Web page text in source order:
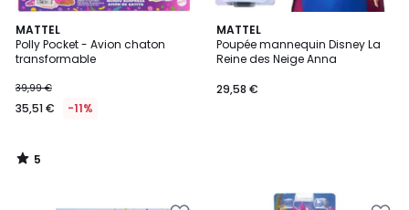
MATTEL
Polly Pocket - Avion chaton
transformable
39,99 €
35,51 € -11%
5
/
5
5
/
MATTEL
Poupée mannequin Disney La
Reine des Neige Anna
29,58 €